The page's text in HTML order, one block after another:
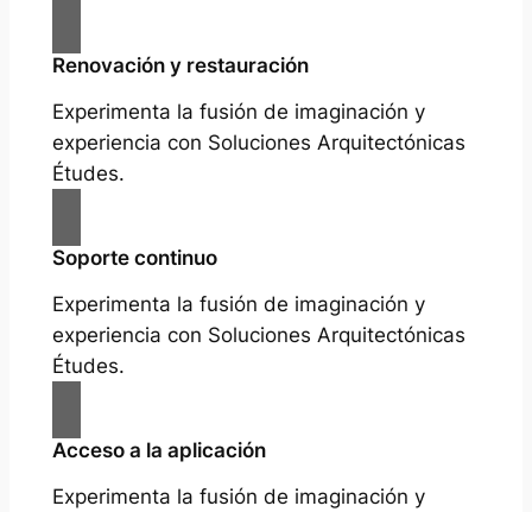
Renovación y restauración
Experimenta la fusión de imaginación y
experiencia con Soluciones Arquitectónicas
Études.
Soporte continuo
Experimenta la fusión de imaginación y
experiencia con Soluciones Arquitectónicas
Études.
Acceso a la aplicación
Experimenta la fusión de imaginación y